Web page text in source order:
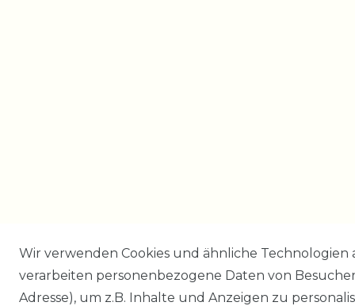
Wir verwenden Cookies und ähnliche
verarbeiten personenbezogene Daten von
Adresse), um z.B. Inhalte und Anzeigen zu